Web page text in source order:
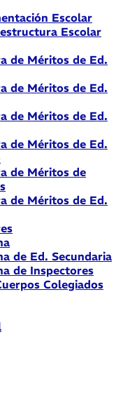
Escolar
Escolar
de Méritos de Ed.
de Méritos de Ed.
de Méritos de Ed.
de Méritos de Ed.
de Méritos de
de Méritos de Ed.
de Ed. Secundaria
de Inspectores
Colegiados